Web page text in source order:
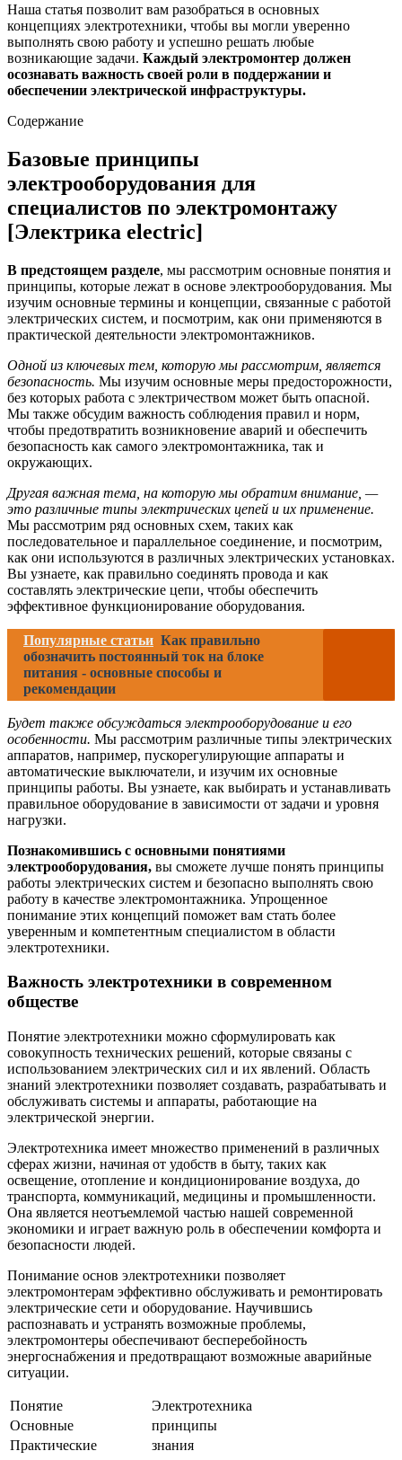
Наша статья позволит вам разобраться в основных
концепциях электротехники, чтобы вы могли уверенно
выполнять свою работу и успешно решать любые
возникающие задачи. Каждый электромонтер должен
осознавать важность своей роли в поддержании и
обеспечении электрической инфраструктуры.
Содержание
Базовые принципы
электрооборудования для
специалистов по электромонтажу
[Электрика electric]
В предстоящем разделе, мы рассмотрим основные понятия и
принципы, которые лежат в основе электрооборудования. Мы
изучим основные термины и концепции, связанные с работой
электрических систем, и посмотрим, как они применяются в
практической деятельности электромонтажников.
Одной из ключевых тем, которую мы рассмотрим, является
безопасность. Мы изучим основные меры предосторожности,
без которых работа с электричеством может быть опасной.
Мы также обсудим важность соблюдения правил и норм,
чтобы предотвратить возникновение аварий и обеспечить
безопасность как самого электромонтажника, так и
окружающих.
Другая важная тема, на которую мы обратим внимание, —
это различные типы электрических цепей и их применение.
Мы рассмотрим ряд основных схем, таких как
последовательное и параллельное соединение, и посмотрим,
как они используются в различных электрических установках.
Вы узнаете, как правильно соединять провода и как
составлять электрические цепи, чтобы обеспечить
эффективное функционирование оборудования.
Популярные статьи Как правильно
обозначить постоянный ток на блоке
питания - основные способы и
рекомендации
Будет также обсуждаться электрооборудование и его
особенности. Мы рассмотрим различные типы электрических
аппаратов, например, пускорегулирующие аппараты и
автоматические выключатели, и изучим их основные
принципы работы. Вы узнаете, как выбирать и устанавливать
правильное оборудование в зависимости от задачи и уровня
нагрузки.
Познакомившись с основными понятиями
электрооборудования, вы сможете лучше понять принципы
работы электрических систем и безопасно выполнять свою
работу в качестве электромонтажника. Упрощенное
понимание этих концепций поможет вам стать более
уверенным и компетентным специалистом в области
электротехники.
Важность электротехники в современном
обществе
Понятие электротехники можно сформулировать как
совокупность технических решений, которые связаны с
использованием электрических сил и их явлений. Область
знаний электротехники позволяет создавать, разрабатывать и
обслуживать системы и аппараты, работающие на
электрической энергии.
Электротехника имеет множество применений в различных
сферах жизни, начиная от удобств в быту, таких как
освещение, отопление и кондиционирование воздуха, до
транспорта, коммуникаций, медицины и промышленности.
Она является неотъемлемой частью нашей современной
экономики и играет важную роль в обеспечении комфорта и
безопасности людей.
Понимание основ электротехники позволяет
электромонтерам эффективно обслуживать и ремонтировать
электрические сети и оборудование. Научившись
распознавать и устранять возможные проблемы,
электромонтеры обеспечивают бесперебойность
энергоснабжения и предотвращают возможные аварийные
ситуации.
Понятие
Электротехника
Основные
принципы
Практические
знания